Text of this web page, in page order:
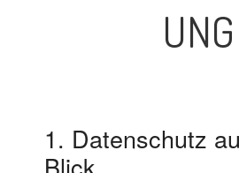
UNG
1. Datenschutz
Blick